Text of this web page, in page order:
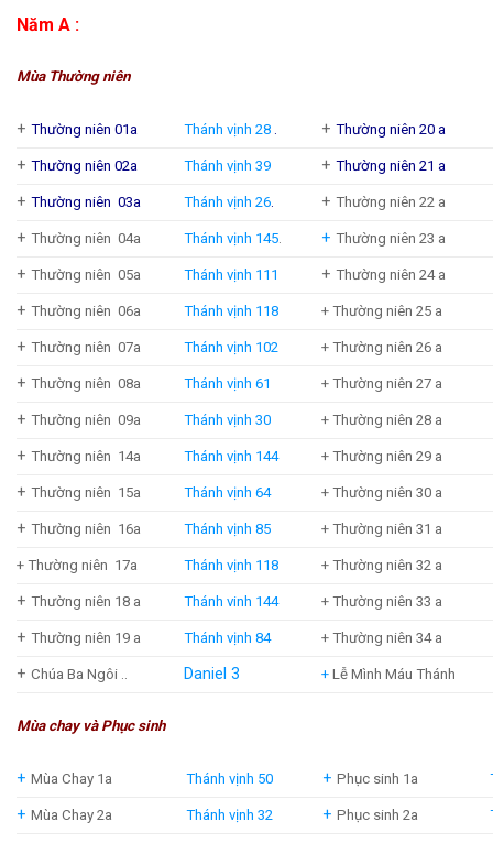
Năm A :
Mùa Thường niên
+ Thường niên 01a Thánh vịnh 28 +Thường niên 20 a
+ Thường niên 02a Thánh vịnh 39 +Thường niên 21 a
+ Thường niên 03a Thánh vịnh 26 +Thường niên 22 a
+ Thường niên 04a Thánh vịnh 145 +Thường niên 23 a
+ Thường niên 05a Thánh vịnh 111 +Thường niên 24 a
+ Thường niên 06a Thánh vịnh 118 + Thường niên 25 a
+ Thường niên 07a Thánh vịnh 102 + Thường niên 26 a
+ Thường niên 08a Thánh vịnh 61 + Thường niên 27 a
+ Thường niên 09a Thánh vịnh 30 + Thường niên 28 a
+ Thường niên 14a Thánh vịnh 144 + Thường niên 29 a
+ Thường niên 15a Thánh vịnh 64 + Thường niên 30 a
+ Thường niên 16a Thánh vịnh 85 + Thường niên 31 a
+ Thường niên 17a Thánh vịnh 118 + Thường niên 32 a
+ Thường niên 18 a Thánh vinh 144 + Thường niên 33 a
+ Thường niên 19 a Thánh vịnh 84 + Thường niên 34 a
+ Chúa Ba Ngôi .. Daniel 3 +Lễ Mình Máu Thánh
Mùa chay và Phục sinh
+ Mùa Chay 1a Thánh vịnh 50 +Phục sinh 1a
+ Mùa Chay 2a Thánh vịnh 32 +Phục sinh 2a